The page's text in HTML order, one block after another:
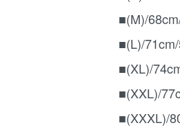
■(M)/
■(L)/
■(XL)/
■(XXL)/
■(XXXL)/